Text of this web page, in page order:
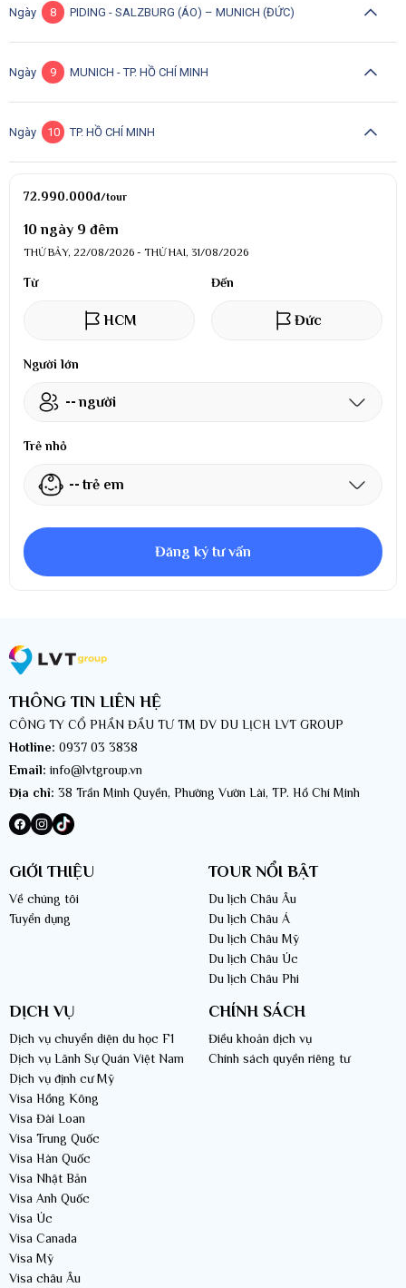
Ngày 8 PIDING - SALZBURG (ÁO) – MUNICH (ĐỨC)
Ngày 9 MUNICH - TP. HỒ CHÍ MINH
Ngày 10 TP. HỒ CHÍ MINH
72.990.000đ/tour
10 ngày 9 đêm
THỨ BẢY, 22/08/2026 - THỨ HAI, 31/08/2026
Từ
HCM
Đến
Đức
Người lớn
-- người
Trẻ nhỏ
-- trẻ em
Đăng ký tư vấn
THÔNG TIN LIÊN HỆ
CÔNG TY CỔ PHẦN ĐẦU TƯ TM DV DU LỊCH LVT GROUP
Hotline: 0937 03 3838
Email: info@lvtgroup.vn
Địa chỉ: 38 Trần Minh Quyền, Phường Vườn Lài, TP. Hồ Chí Minh
GIỚI THIỆU
Về chúng tôi
Tuyển dụng
TOUR NỔI BẬT
Du lịch Châu Âu
Du lịch Châu Á
Du lịch Châu Mỹ
Du lịch Châu Úc
Du lịch Châu Phi
DỊCH VỤ
Dịch vụ chuyển diện du học F1
Dịch vụ Lãnh Sự Quán Việt Nam
Dịch vụ định cư Mỹ
Visa Hồng Kông
Visa Đài Loan
Visa Trung Quốc
Visa Hàn Quốc
Visa Nhật Bản
Visa Anh Quốc
Visa Úc
Visa Canada
Visa Mỹ
Visa châu Âu
CHÍNH SÁCH
Điều khoản dịch vụ
Chính sách quyền riêng tư